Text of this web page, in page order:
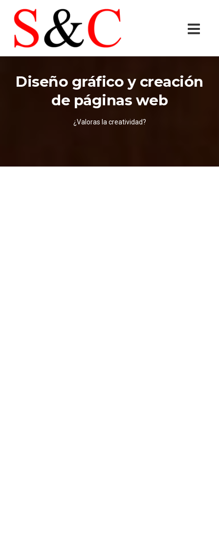
Diseño gráfico y creación
de páginas web
¿Valoras la creatividad?